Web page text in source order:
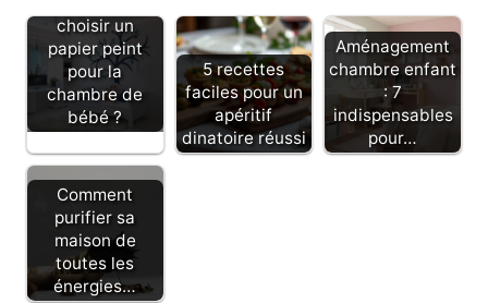
choisir un
papier peint
pour la
chambre de
bébé ?
5 recettes
faciles pour un
apéritif
dinatoire réussi
Aménagement
chambre enfant
: 7
indispensables
pour…
Comment
purifier sa
maison de
toutes les
énergies…